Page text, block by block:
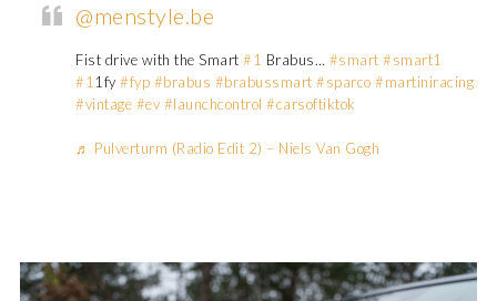
@menstyle.be
Fist drive with the Smart #1 Brabus… #smart #smart1
#1 1fy #fyp #brabus #brabussmart #sparco #martiniracing
#vintage #ev #launchcontrol #carsoftiktok
♬ Pulverturm (Radio Edit 2) – Niels Van Gogh